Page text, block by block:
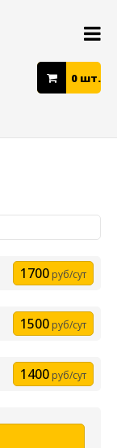
0 шт.
1700 руб/сут
1500 руб/сут
1400 руб/сут